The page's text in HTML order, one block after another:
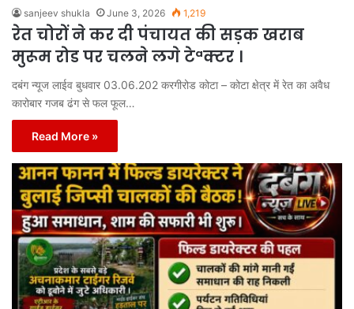
sanjeev shukla June 3, 2026 1,219
रेत चोरों ने कर दी पंचायत की सड़क खराब
मुरूम रोड पर चलने लगे टेªक्टर ।
दबंग न्यूज लाईव बुधवार 03.06.202 करगीरोड कोटा – कोटा क्षेत्र में रेत का अवैध
कारोबार गजब ढंग से फल फूल…
Read More »